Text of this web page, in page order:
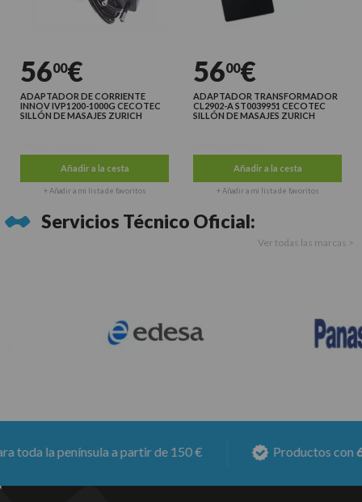
5600€
ADAPTADOR DE CORRIENTE
INNOV IVP1200-1000G CECOTEC
SILLÓN DE MASAJES ZURICH
Añadir a la cesta
+ Añadir a mi lista de favoritos
5600€
ADAPTADOR TRANSFORMADOR
CL2902-A ST0039951 CECOTEC
SILLÓN DE MASAJES ZURICH
Añadir a la cesta
+ Añadir a mi lista de favoritos
Servicios Técnico Oficial:
Ver todas las marcas >
la península a partir de 150 € Productos con6